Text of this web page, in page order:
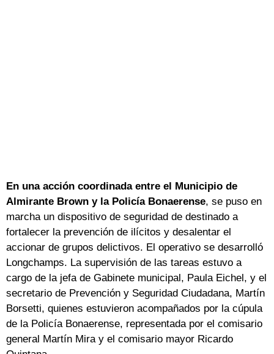
En una acción coordinada entre el Municipio de
Almirante Brown y la Policía Bonaerense, se puso en
marcha un dispositivo de seguridad de destinado a
fortalecer la prevención de ilícitos y desalentar el
accionar de grupos delictivos. El operativo se desarrolló
Longchamps. La supervisión de las tareas estuvo a
cargo de la jefa de Gabinete municipal, Paula Eichel, y el
secretario de Prevención y Seguridad Ciudadana, Martín
Borsetti, quienes estuvieron acompañados por la cúpula
de la Policía Bonaerense, representada por el comisario
general Martín Mira y el comisario mayor Ricardo